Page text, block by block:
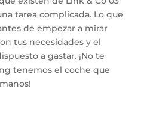
tarea complicada. Lo que
de empezar a mirar
tus necesidades y el
a gastar. ¡No te
tenemos el coche que